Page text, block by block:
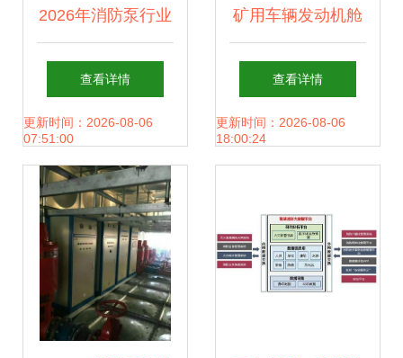
2026年消防泵行业
技术评估与选型参
考报告
查看详情
更新时间：2026-08-06
07:51:00
矿用车辆发动机舱
自动灭火装置的关
键技术与系统研发
查看详情
更新时间：2026-08-06
18:00:24